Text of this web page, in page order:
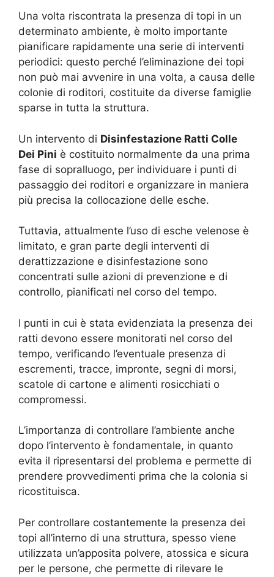
Una volta riscontrata la presenza di topi in un
determinato ambiente, è molto importante
pianificare rapidamente una serie di interventi
periodici: questo perché l’eliminazione dei topi
non può mai avvenire in una volta, a causa delle
colonie di roditori, costituite da diverse famiglie
sparse in tutta la struttura.
Un intervento di Disinfestazione Ratti Colle
Dei Pini è costituito normalmente da una prima
fase di sopralluogo, per individuare i punti di
passaggio dei roditori e organizzare in maniera
più precisa la collocazione delle esche.
Tuttavia, attualmente l’uso di esche velenose è
limitato, e gran parte degli interventi di
derattizzazione e disinfestazione sono
concentrati sulle azioni di prevenzione e di
controllo, pianificati nel corso del tempo.
I punti in cui è stata evidenziata la presenza dei
ratti devono essere monitorati nel corso del
tempo, verificando l’eventuale presenza di
escrementi, tracce, impronte, segni di morsi,
scatole di cartone e alimenti rosicchiati o
compromessi.
L’importanza di controllare l’ambiente anche
dopo l’intervento è fondamentale, in quanto
evita il ripresentarsi del problema e permette di
prendere provvedimenti prima che la colonia si
ricostituisca.
Per controllare costantemente la presenza dei
topi all’interno di una struttura, spesso viene
utilizzata un’apposita polvere, atossica e sicura
per le persone, che permette di rilevare le